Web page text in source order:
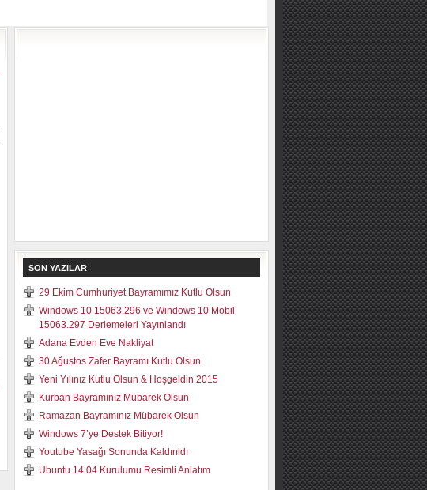
SON YAZILAR
29 Ekim Cumhuriyet Bayramımız Kutlu Olsun
Windows 10 15063.296 ve Windows 10 Mobil
15063.297 Derlemeleri Yayınlandı
Adana Evden Eve Nakliyat
30 Ağustos Zafer Bayramı Kutlu Olsun
Yeni Yılınız Kutlu Olsun & Hoşgeldin 2015
Kurban Bayramınız Mübarek Olsun
Ramazan Bayramınız Mübarek Olsun
Windows 7’ye Destek Bitiyor!
Youtube Yasağı Sonunda Kaldırıldı
Ubuntu 14.04 Kurulumu Resimli Anlatım